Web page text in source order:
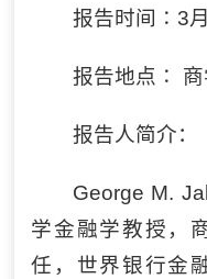
报告时间∶3
报告地点∶ 商
报告人简介：
George M.
学金融学教授，
任，世界银行金